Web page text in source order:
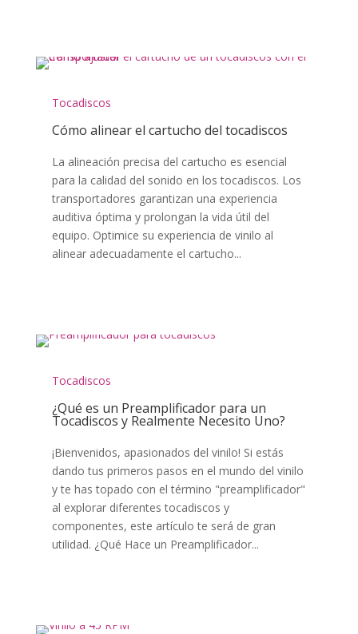
Tocadiscos
Cómo alinear el cartucho del tocadiscos
La alineación precisa del cartucho es esencial
para la calidad del sonido en los tocadiscos. Los
transportadores garantizan una experiencia
auditiva óptima y prolongan la vida útil del
equipo. Optimice su experiencia de vinilo al
alinear adecuadamente el cartucho...
Tocadiscos
¿Qué es un Preamplificador para un
Tocadiscos y Realmente Necesito Uno?
¡Bienvenidos, apasionados del vinilo! Si estás
dando tus primeros pasos en el mundo del vinilo
y te has topado con el término "preamplificador"
al explorar diferentes tocadiscos y
componentes, este artículo te será de gran
utilidad. ¿Qué Hace un Preamplificador...